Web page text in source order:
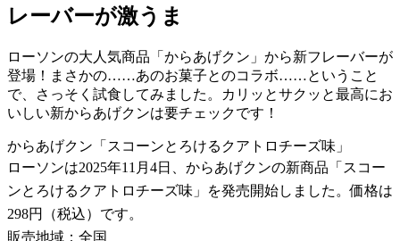
レーバーが激うま
ローソンの大人気商品「からあげクン」から新フレーバーが
登場！まさかの……あのお菓子とのコラボ……ということ
で、さっそく試食してみました。カリッとサクッと最高にお
いしい新からあげクンは要チェックです！
からあげクン「スコーンとろけるクアトロチーズ味」
ローソンは2025年11月4日、からあげクンの新商品「スコー
ンとろけるクアトロチーズ味」を発売開始しました。価格は
298円（税込）です。
販売地域：全国